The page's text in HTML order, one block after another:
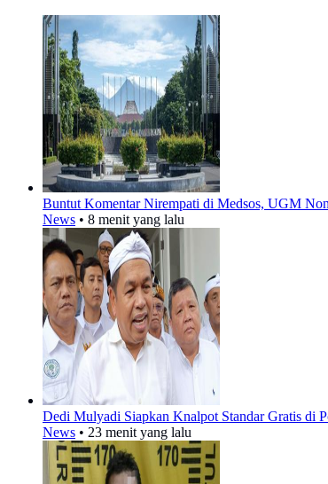
Buntut Komentar Nirempati di Medsos, UGM
News • 8 menit yang lalu
Dedi Mulyadi Siapkan Knalpot Standar Gratis di
News • 23 menit yang lalu